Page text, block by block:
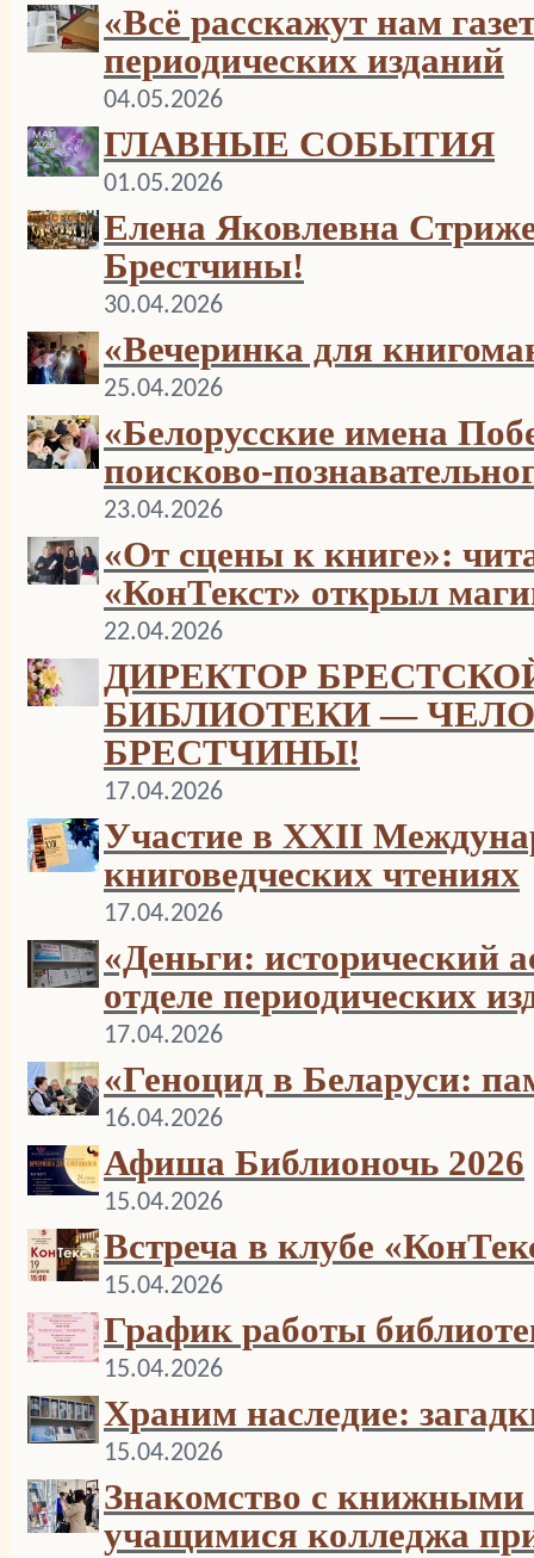
«Всё расскажут нам
периодических изданий
04.05.2026
ГЛАВНЫЕ СОБЫТИЯ
01.05.2026
Елена Яковлевна
Брестчины!
30.04.2026
«Вечеринка для
25.04.2026
«Белорусские имена
поисково-
23.04.2026
«От сцены к книге»:
«КонТекст» открыл
22.04.2026
ДИРЕКТОР
БИБЛИОТЕКИ —
БРЕСТЧИНЫ!
17.04.2026
Участие в ХХII
книговедческих чтениях
17.04.2026
«Деньги: исторический
отделе периодических
17.04.2026
«Геноцид в Беларуси:
16.04.2026
Афиша Библионочь 2026
15.04.2026
Встреча в клубе
15.04.2026
График работы
15.04.2026
Храним наследие:
15.04.2026
Знакомство с
учащимися колледжа